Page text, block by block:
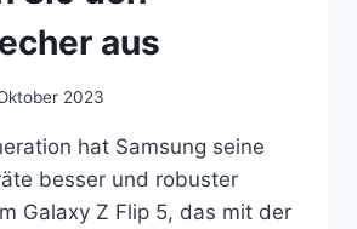
aus
2023
hat Samsung seine
besser und robuster
Galaxy Z Flip 5, das mit der